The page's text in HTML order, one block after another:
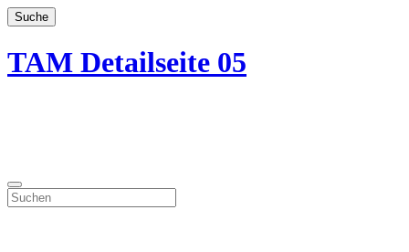
TAM Detailseite 05